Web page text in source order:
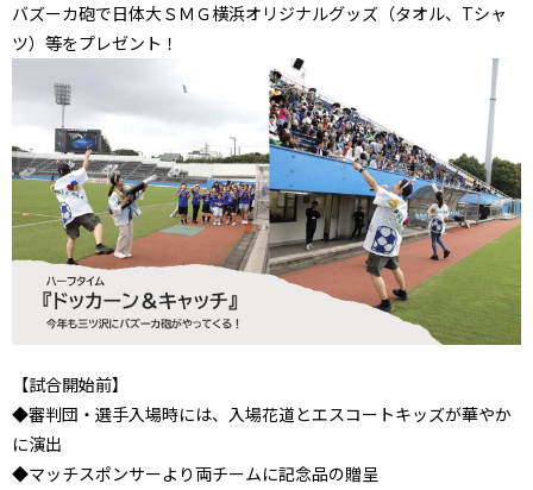
バズーカ砲で日体大ＳＭＧ横浜オリジナルグッズ（タオル、Tシャ
ツ）等をプレゼント！
【試合開始前】
◆審判団・選手入場時には、入場花道とエスコートキッズが華やか
に演出
◆マッチスポンサーより両チームに記念品の贈呈